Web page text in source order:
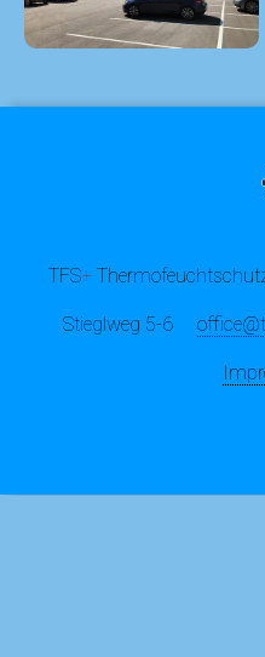
TFS+
Stieglweg 5-6